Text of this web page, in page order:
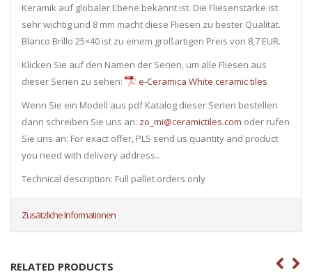
Keramik auf globaler Ebene bekannt ist. Die Fliesenstärke ist
sehr wichtig und 8 mm macht diese Fliesen zu bester Qualität.
Blanco Brillo 25×40 ist zu einem großartigen Preis von 8,7 EUR.
Klicken Sie auf den Namen der Serien, um alle Fliesen ​​aus
dieser Serien zu sehen:
e-Ceramica White ceramic tiles
Wenn Sie ein Modell aus pdf Katalog dieser Serien bestellen
dann schreiben Sie uns an: zo_mi@ceramictiles.com oder rufen
Sie uns an: For exact offer, PLS send us quantity and product
you need with delivery address..
Technical description: Full pallet orders only
Zusätzliche Informationen
RELATED PRODUCTS